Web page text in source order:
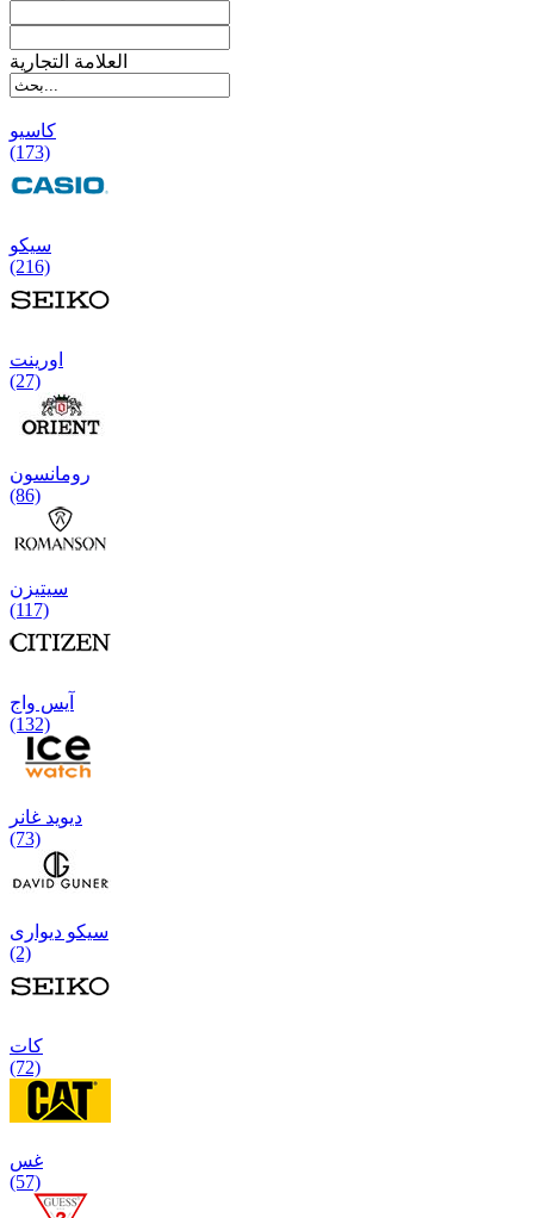
العلامة التجارية
کاسیو
(173)
سیکو
(216)
اورینت
(27)
رومانسون
(86)
سیتیزن
(117)
آیس واج
(132)
دیوید غانر
(73)
سیکو دیواری
(2)
كات
(72)
غس
(57)